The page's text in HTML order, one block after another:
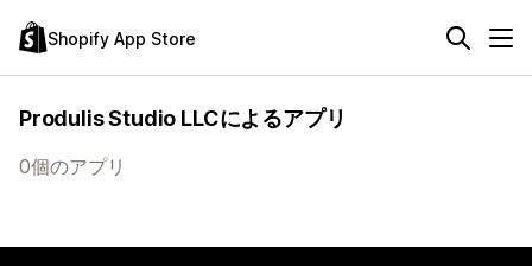
Shopify App Store
Produlis Studio LLCによるアプリ
0個のアプリ